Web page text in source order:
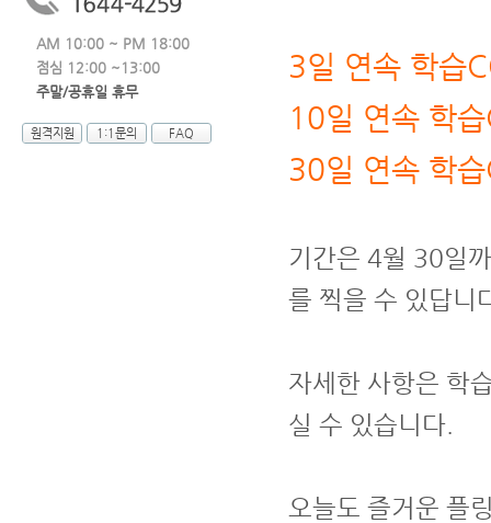
AM 10:00 ~ PM 18:00
점심 12:00 ~13:00
주말/공휴일 휴무
원격지원 1:1문의 FAQ
3일 연속 학습
10일 연속 학
30일 연속 학
기간은 4월 30일
를 찍을 수 있답니
자세한 사항은 학
실 수 있습니다.
오늘도 즐거운 플